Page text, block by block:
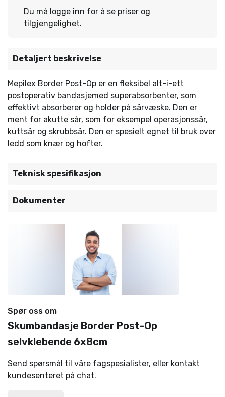
Du må logge inn for å se priser og
tilgjengelighet.
Detaljert beskrivelse
Mepilex Border Post-Op er en fleksibel alt-i-ett
postoperativ bandasjemed superabsorbenter, som
effektivt absorberer og holder på sårvæske. Den er
ment for akutte sår, som for eksempel operasjonssår,
kuttsår og skrubbsår. Den er spesielt egnet til bruk over
ledd som knær og hofter.
Teknisk spesifikasjon
Dokumenter
Spør oss om
Skumbandasje Border Post-Op
selvklebende 6x8cm
Send spørsmål til våre fagspesialister, eller kontakt
kundesenteret på chat.